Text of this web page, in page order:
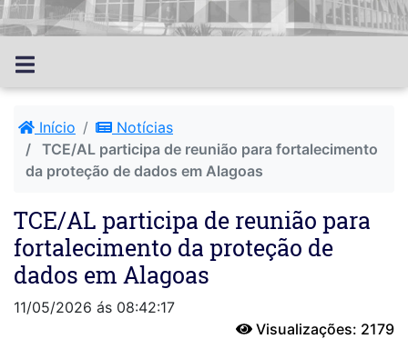
Início
Notícias
TCE/AL participa de reunião para fortalecimento
da proteção de dados em Alagoas
TCE/AL participa de reunião para
fortalecimento da proteção de
dados em Alagoas
11/05/2026 ás 08:42:17
Visualizações: 2179